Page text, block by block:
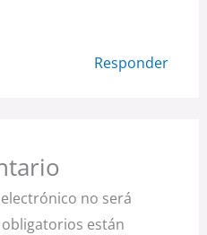
Responder
no será
están